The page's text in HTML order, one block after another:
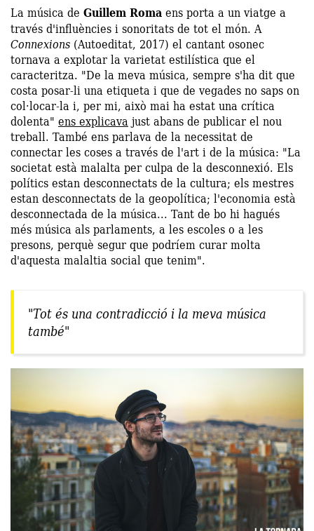
La música de Guillem Romaens porta a un viatge a
través d'influències i sonoritats de tot el món. A
Connexions (Autoeditat, 2017) el cantant osonec
tornava a explotar la varietat estilística que el
caracteritza. "De la meva música, sempre s'ha dit que
costa posar-li una etiqueta i que de vegades no saps on
col·locar-la i, per mi, això mai ha estat una crítica
dolenta" ens explicavajust abans de publicar el nou
treball. També ens parlava de la necessitat de
connectar les coses a través de l'art i de la música: "La
societat està malalta per culpa de la desconnexió. Els
polítics estan desconnectats de la cultura; els mestres
estan desconnectats de la geopolítica; l'economia està
desconnectada de la música... Tant de bo hi hagués
més música als parlaments, a les escoles o a les
presons, perquè segur que podríem curar molta
d'aquesta malaltia social que tenim".
"Tot és una contradicció i la meva música
també"